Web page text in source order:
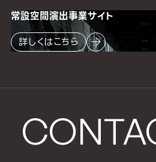
常設空間演出事業サイト
詳しくはこちら